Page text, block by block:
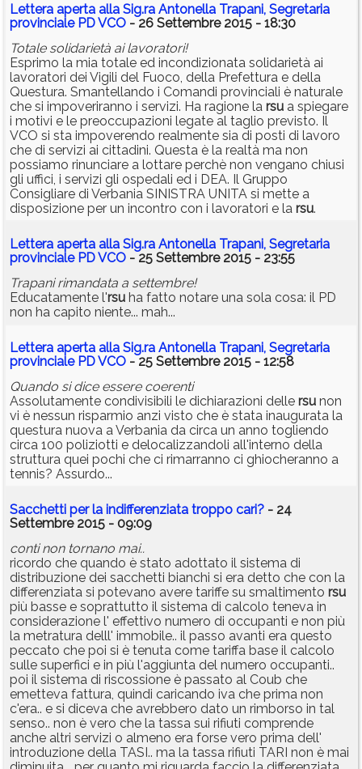
Lettera aperta alla Sig.ra Antonella Trapani, Segretaria
provinciale PD VCO - 26 Settembre 2015 - 18:30
Totale solidarietà ai lavoratori!
Esprimo la mia totale ed incondizionata solidarietà ai
lavoratori dei Vigili del Fuoco, della Prefettura e della
Questura. Smantellando i Comandi provinciali è naturale
che si impoveriranno i servizi. Ha ragione la rsu a spiegare
i motivi e le preoccupazioni legate al taglio previsto. Il
VCO si sta impoverendo realmente sia di posti di lavoro
che di servizi ai cittadini. Questa è la realtà ma non
possiamo rinunciare a lottare perchè non vengano chiusi
gli uffici, i servizi gli ospedali ed i DEA. Il Gruppo
Consigliare di Verbania SINISTRA UNITA si mette a
disposizione per un incontro con i lavoratori e la rsu.
Lettera aperta alla Sig.ra Antonella Trapani, Segretaria
provinciale PD VCO - 25 Settembre 2015 - 23:55
Trapani rimandata a settembre!
Educatamente l'rsu ha fatto notare una sola cosa: il PD
non ha capito niente... mah...
Lettera aperta alla Sig.ra Antonella Trapani, Segretaria
provinciale PD VCO - 25 Settembre 2015 - 12:58
Quando si dice essere coerenti
Assolutamente condivisibili le dichiarazioni delle rsu non
vi è nessun risparmio anzi visto che è stata inaugurata la
questura nuova a Verbania da circa un anno togliendo
circa 100 poliziotti e delocalizzandoli all'interno della
struttura quei pochi che ci rimarranno ci ghiocheranno a
tennis? Assurdo...
Sacchetti per la indifferenziata troppo cari? - 24
Settembre 2015 - 09:09
conti non tornano mai..
ricordo che quando è stato adottato il sistema di
distribuzione dei sacchetti bianchi si era detto che con la
differenziata si potevano avere tariffe su smaltimento rsu
più basse e soprattutto il sistema di calcolo teneva in
considerazione l' effettivo numero di occupanti e non più
la metratura delll' immobile.. il passo avanti era questo
peccato che poi si è tenuta come tariffa base il calcolo
sulle superfici e in più l'aggiunta del numero occupanti..
poi il sistema di riscossione è passato al Coub che
emetteva fattura, quindi caricando iva che prima non
c'era.. e si diceva che avrebbero dato un rimborso in tal
senso.. non è vero che la tassa sui rifiuti comprende
anche altri servizi o almeno era forse vero prima dell'
introduzione della TASI.. ma la tassa rifiuti TARI non è mai